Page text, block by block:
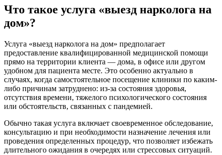
Что такое услуга «выезд нарколога на
дом»?
Услуга «выезд нарколога на дом» предполагает
предоставление квалифицированной медицинской помощи
прямо на территории клиента — дома, в офисе или другом
удобном для пациента месте. Это особенно актуально в
случаях, когда самостоятельное посещение клиники по каким-
либо причинам затруднено: из-за состояния здоровья,
отсутствия времени, тяжелого психологического состояния
или обстоятельств, связанных с пандемией.
Обычно такая услуга включает своевременное обследование,
консультацию и при необходимости назначение лечения или
проведения определенных процедур, что позволяет избежать
длительного ожидания в очередях или стрессовых ситуаций.